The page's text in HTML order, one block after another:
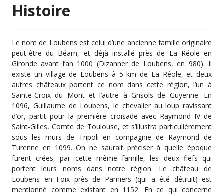
Histoire
Le nom de Loubens est celui d’une ancienne famille originaire
peut-être du Béarn, et déjà installé près de La Réole en
Gironde avant l’an 1000 (Dizanner de Loubens, en 980). Il
existe un village de Loubens à 5 km de La Réole, et deux
autres châteaux portent ce nom dans cette région, l’un à
Sainte-Croix du Mont et l’autre à Grisols de Guyenne. En
1096, Guillaume de Loubens, le chevalier au loup ravissant
d’or, partit pour la première croisade avec Raymond IV de
Saint-Gilles, Comte de Toulouse, et s’illustra particulièrement
sous les murs de Tripoli en compagnie de Raymond de
Turenne en 1099. On ne saurait préciser à quelle époque
furent crées, par cette même famille, les deux fiefs qui
portent leurs noms dans notre région. Le château de
Loubens en Foix près de Pamiers (qui a été détruit) est
mentionné comme existant en 1152. En ce qui concerne